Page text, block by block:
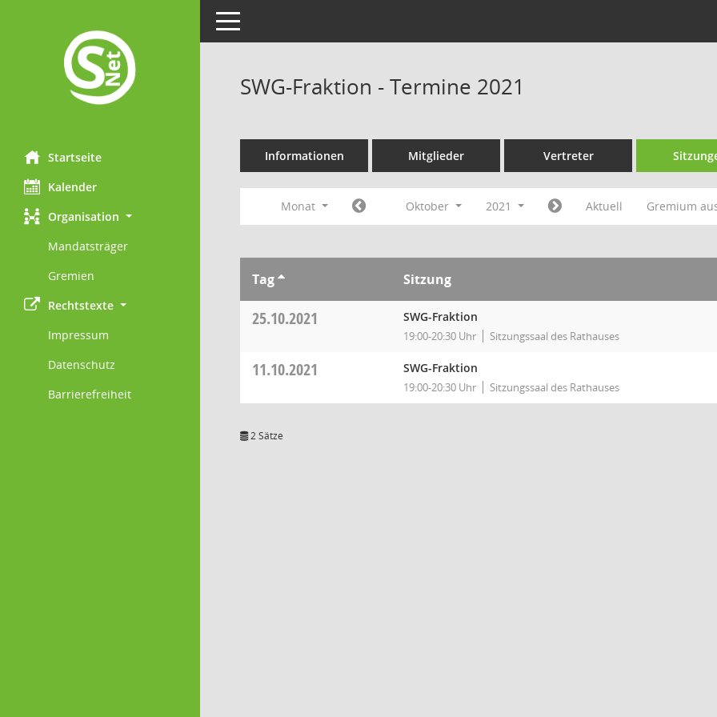
Startseite
Kalender
Organisation
Mandatsträger
Gremien
Rechtstexte
Impressum
Datenschutz
Barrierefreiheit
Toggle navigation
SWG-Fraktion - Termine 2021
Informationen Mitglieder Vertreter
Monat Oktober 2021 Aktuell Gremium
Tag Sitzung
25.10.2021 SWG-Fraktion
19:00-20:30 Uhr Sitzungssaal des Rathauses
11.10.2021 SWG-Fraktion
19:00-20:30 Uhr Sitzungssaal des Rathauses
2 Sätze